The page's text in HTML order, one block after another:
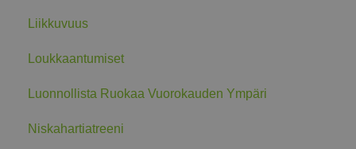
Liikkuvuus
Loukkaantumiset
Luonnollista Ruokaa Vuorokauden Ympäri
Niskahartiatreeni